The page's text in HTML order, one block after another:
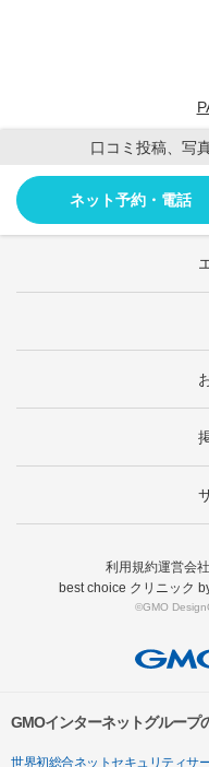
口コミ投稿、写
ネット予約・電話
利用規約運営会社
best choice クリニック
©GMO
GMOインターネットグループ
世界初総合ネットセキュリティサ